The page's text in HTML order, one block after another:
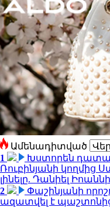
Ամենադիտված
1
Խստորեն
Ռուբինյանի կողմից
լինելը. Դանիել
2
Փաշինյանի
ազատվել է